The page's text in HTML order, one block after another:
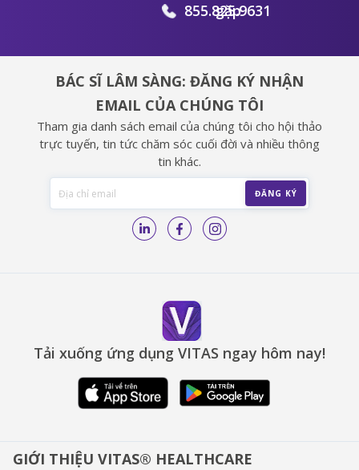
855.825.9631
gặp
BÁC SĨ LÂM SÀNG: ĐĂNG KÝ NHẬN
EMAIL CỦA CHÚNG TÔI
Tham gia danh sách email của chúng tôi cho hội thảo
trực tuyến, tin tức chăm sóc cuối đời và nhiều thông
tin khác.
Tải xuống ứng dụng VITAS ngay hôm nay!
GIỚI THIỆU VITAS® HEALTHCARE